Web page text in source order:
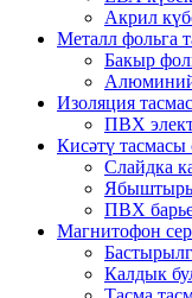
Акрил
Металл фольга
Бакыр
Алюминий
Изоляция
ПВХ
Кисәтү тасмасы
Слайдка
ПВХ
Магнитофон
Калдык